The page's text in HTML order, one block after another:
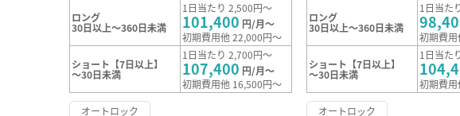
ロング
30日以上～360日未満
1日当たり 2,500円～
101,400 円/月～
初期費用他 22,000円～
ショート【7日以上】
～30日未満
1日当たり 2,700円～
107,400 円/月～
初期費用他 16,500円～
オートロック
ロング
30日以上～360日未満
1日当た
初期費
ショート【7日以上】
～30日未満
1日当た
初期費
オートロック